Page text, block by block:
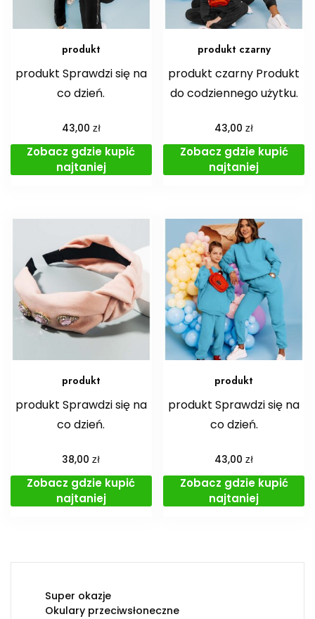
produkt
produkt Sprawdzi się na
co dzień.
43,00 zł
Zobacz gdzie kupić
najtaniej
produkt czarny
produkt czarny Produkt
do codziennego użytku.
43,00zł
Zobacz gdzie kupić
najtaniej
produkt
produkt Sprawdzi się na
co dzień.
38,00zł
Zobacz gdzie kupić
najtaniej
produkt
produkt Sprawdzi się na
co dzień.
43,00zł
Zobacz gdzie kupić
najtaniej
Super okazje
Okulary przeciwsłoneczne